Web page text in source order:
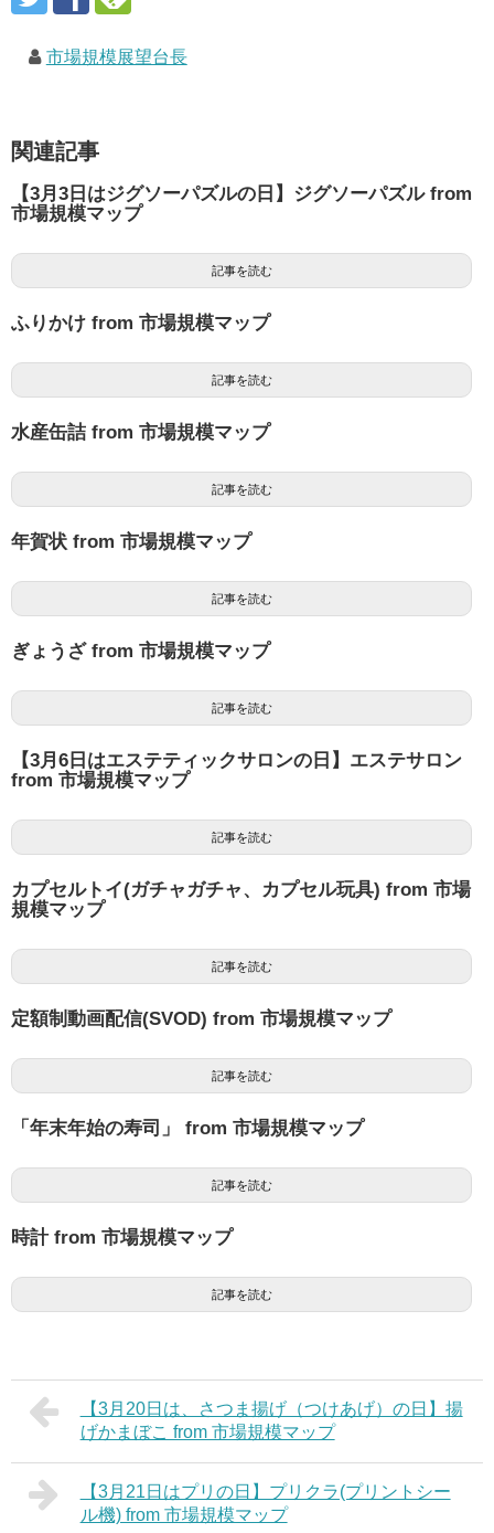
市場規模展望台長
関連記事
【3月3日はジグソーパズルの日】ジグソーパズル from
市場規模マップ
記事を読む
ふりかけ from 市場規模マップ
記事を読む
水産缶詰 from 市場規模マップ
記事を読む
年賀状 from 市場規模マップ
記事を読む
ぎょうざ from 市場規模マップ
記事を読む
【3月6日はエステティックサロンの日】エステサロン
from 市場規模マップ
記事を読む
カプセルトイ(ガチャガチャ、カプセル玩具) from 市場
規模マップ
記事を読む
定額制動画配信(SVOD) from 市場規模マップ
記事を読む
「年末年始の寿司」 from 市場規模マップ
記事を読む
時計 from 市場規模マップ
記事を読む
【3月20日は、さつま揚げ（つけあげ）の日】揚
げかまぼこ from 市場規模マップ
【3月21日はプリの日】プリクラ(プリントシー
ル機) from 市場規模マップ